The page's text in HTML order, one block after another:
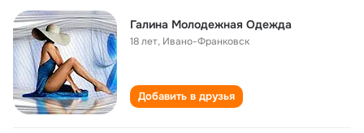
Галина Молодежная Одежда
18 лет, Ивано-Франковск
Добавить в друзья